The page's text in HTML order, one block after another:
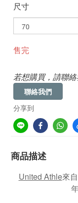
尺寸
售完
若想購買，請聯絡
聯絡我們
分享到
商品描述
United Athle來